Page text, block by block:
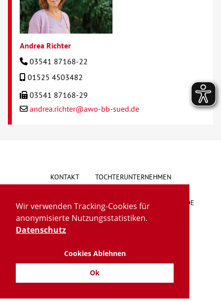
Wir verwenden Tracking-Cookies für
anonymisierte Nutzungsstatistiken.
Datenschutz
Cookies Ablehnen
Ok
Andrea Richter
03541 87168-22
01525 4503482
03541 87168-29
andrea.richter@awo-bb-sued.de
KONTAKT TOCHTERUNTERNEHMEN
HINWEISGEBERSYSTEM VORSCHLAG/BESCHWERDE
LIEFERKETTENGESETZ
IMPRESSUM DATENSCHUTZ